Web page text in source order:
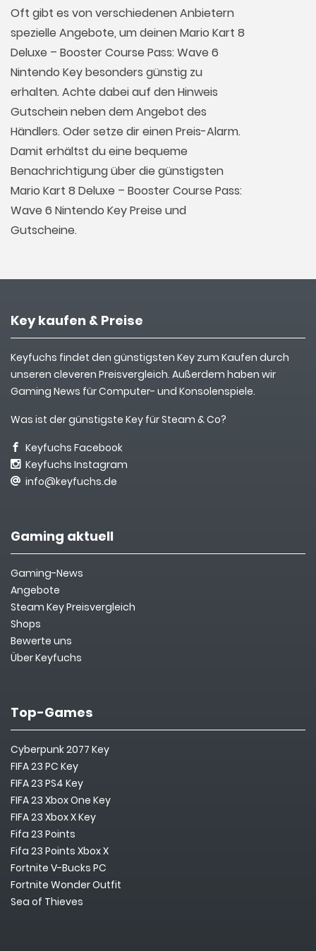
Oft gibt es von verschiedenen Anbietern
spezielle Angebote, um deinen Mario Kart 8
Deluxe – Booster Course Pass: Wave 6
Nintendo Key besonders günstig zu
erhalten. Achte dabei auf den Hinweis
Gutschein neben dem Angebot des
Händlers. Oder setze dir einen Preis-Alarm.
Damit erhältst du eine bequeme
Benachrichtigung über die günstigsten
Mario Kart 8 Deluxe – Booster Course Pass:
Wave 6 Nintendo Key Preise und
Gutscheine.
Key kaufen & Preise
Keyfuchs findet den günstigsten Key zum Kaufen durch
unseren cleveren Preisvergleich. Außerdem haben wir
Gaming News für Computer- und Konsolenspiele.
Was ist der günstigste Key für Steam & Co?
Keyfuchs Facebook
Keyfuchs Instagram
info@keyfuchs.de
Gaming aktuell
Gaming-News
Angebote
Steam Key Preisvergleich
Shops
Bewerte uns
Über Keyfuchs
Top-Games
Cyberpunk 2077 Key
FIFA 23 PC Key
FIFA 23 PS4 Key
FIFA 23 Xbox One Key
FIFA 23 Xbox X Key
Fifa 23 Points
Fifa 23 Points Xbox X
Fortnite V-Bucks PC
Fortnite Wonder Outfit
Sea of Thieves